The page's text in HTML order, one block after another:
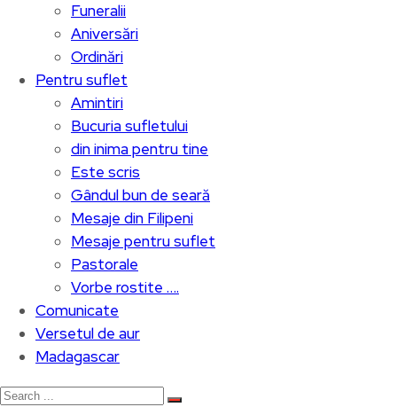
Funeralii
Aniversări
Ordinări
Pentru suflet
Amintiri
Bucuria sufletului
din inima pentru tine
Este scris
Gândul bun de seară
Mesaje din Filipeni
Mesaje pentru suflet
Pastorale
Vorbe rostite ….
Comunicate
Versetul de aur
Madagascar